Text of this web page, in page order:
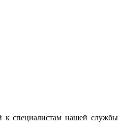
специалистам нашей службы